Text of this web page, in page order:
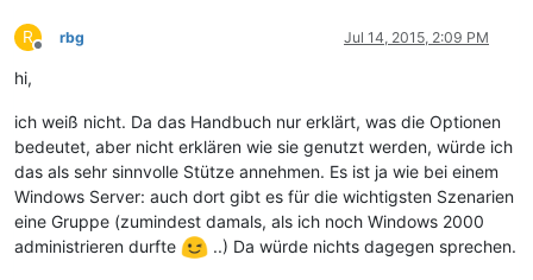
R
Offline
rbg Jul 14, 2015, 2:09 PM
hi,
ich weiß nicht. Da das Handbuch nur erklärt, was die Optionen
bedeutet, aber nicht erklären wie sie genutzt werden, würde ich
das als sehr sinnvolle Stütze annehmen. Es ist ja wie bei einem
Windows Server: auch dort gibt es für die wichtigsten Szenarien
eine Gruppe (zumindest damals, als ich noch Windows 2000
administrieren durfte
..) Da würde nichts dagegen sprechen.